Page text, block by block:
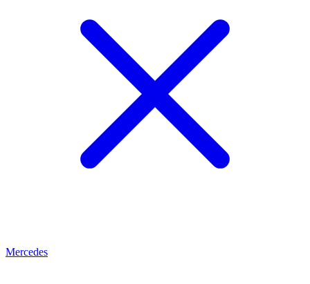
Mercedes